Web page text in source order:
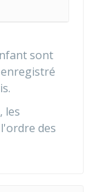
sont
les
des